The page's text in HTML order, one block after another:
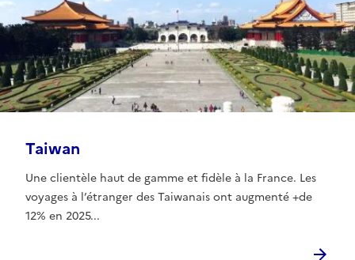
Taiwan
Une clientèle haut de gamme et fidèle à la France. Les
voyages à l’étranger des Taiwanais ont augmenté +de
12% en 2025...